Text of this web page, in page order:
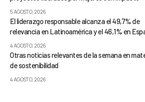
5 AGOSTO, 2026
El liderazgo responsable alcanza el 49,7% de
relevancia en Latinoamérica y el 46,1% en
4 AGOSTO, 2026
Otras noticias relevantes de la semana en
de sostenibilidad
4 AGOSTO, 2026